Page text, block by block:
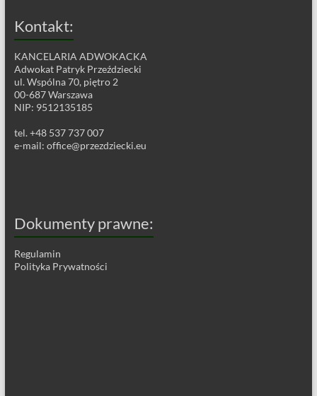
Kontakt:
KANCELARIA ADWOKACKA
Adwokat Patryk Przeździecki
ul. Wspólna 70, piętro 2
00-687 Warszawa
NIP: 9512135185
tel. +48 537 737 007
e-mail: office@przezdziecki.eu
Dokumenty prawne:
Regulamin
Polityka Prywatności